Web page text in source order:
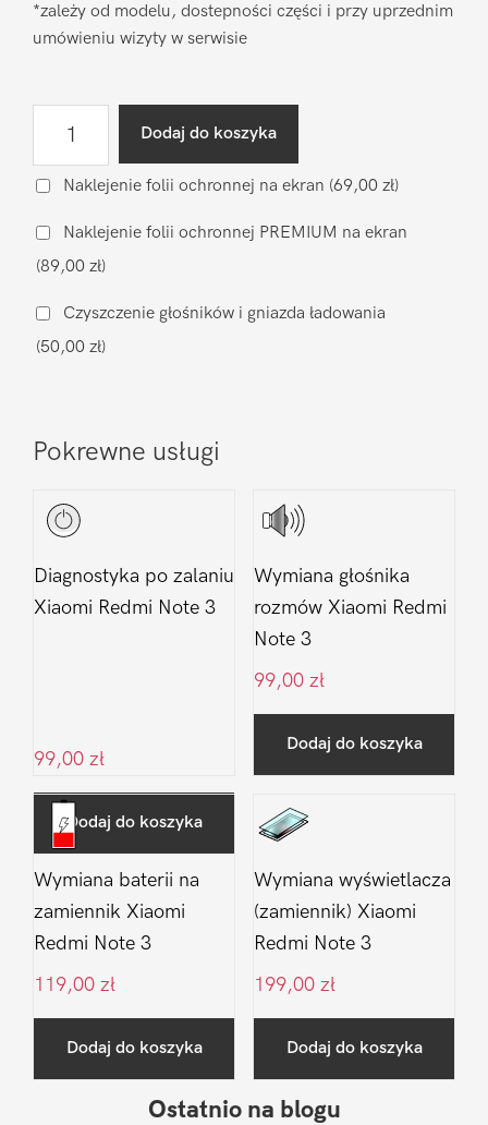
*zależy od modelu, dostepności części i przy uprzednim
umówieniu wizyty w serwisie
szyby
Xiaomi
Redmi
Note
3
Dodaj do koszyka
Naklejenie folii ochronnej na ekran (69,00 zł)
Naklejenie folii ochronnej PREMIUM na ekran
(89,00 zł)
Czyszczenie głośników i gniazda ładowania
(50,00 zł)
Pokrewne usługi
Diagnostyka po zalaniu
Xiaomi Redmi Note 3
99,00 zł
Dodaj do koszyka
Wymiana głośnika
rozmów Xiaomi Redmi
Note 3
99,00 zł
Dodaj do koszyka
Wymiana baterii na
zamiennik Xiaomi
Redmi Note 3
119,00 zł
Dodaj do koszyka
Wymiana wyświetlacza
(zamiennik) Xiaomi
Redmi Note 3
199,00 zł
Dodaj do koszyka
Ostatnio na blogu